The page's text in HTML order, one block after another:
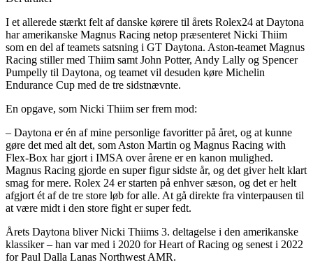
I et allerede stærkt felt af danske kørere til årets Rolex24 at Daytona
har amerikanske Magnus Racing netop præsenteret Nicki Thiim
som en del af teamets satsning i GT Daytona. Aston-teamet Magnus
Racing stiller med Thiim samt John Potter, Andy Lally og Spencer
Pumpelly til Daytona, og teamet vil desuden køre Michelin
Endurance Cup med de tre sidstnævnte.
En opgave, som Nicki Thiim ser frem mod:
– Daytona er én af mine personlige favoritter på året, og at kunne
gøre det med alt det, som Aston Martin og Magnus Racing with
Flex-Box har gjort i IMSA over årene er en kanon mulighed.
Magnus Racing gjorde en super figur sidste år, og det giver helt klart
smag for mere. Rolex 24 er starten på enhver sæson, og det er helt
afgjort ét af de tre store løb for alle. At gå direkte fra vinterpausen til
at være midt i den store fight er super fedt.
Årets Daytona bliver Nicki Thiims 3. deltagelse i den amerikanske
klassiker – han var med i 2020 for Heart of Racing og senest i 2022
for Paul Dalla Lanas Northwest AMR.